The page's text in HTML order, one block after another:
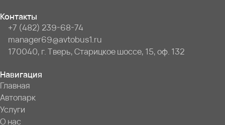
Контакты
+7 (482) 239-68-74
manager69@avtobus1.ru
170040, г. Тверь, Старицкое шоссе, 15, оф. 132
Навигация
Главная
Автопарк
Услуги
О нас